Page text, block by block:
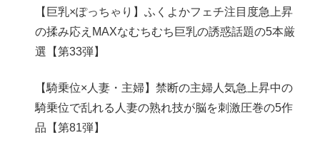
【巨乳×ぽっちゃり】ふくよかフェチ注目度急上昇
の揉み応えMAXなむちむち巨乳の誘惑話題の5本厳
選【第33弾】
【騎乗位×人妻・主婦】禁断の主婦人気急上昇中の
騎乗位で乱れる人妻の熟れ技が脳を刺激圧巻の5作
品【第81弾】